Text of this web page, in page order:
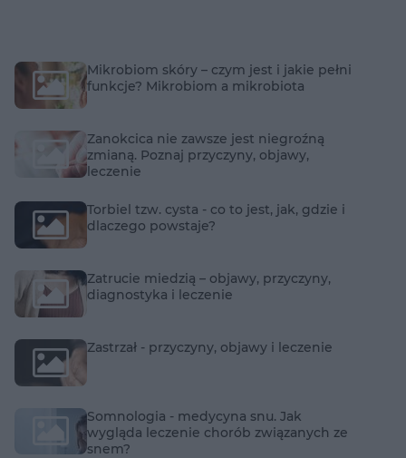
Mikrobiom skóry – czym jest i jakie pełni
funkcje? Mikrobiom a mikrobiota
Zanokcica nie zawsze jest niegroźną
zmianą. Poznaj przyczyny, objawy,
leczenie
Torbiel tzw. cysta - co to jest, jak, gdzie i
dlaczego powstaje?
Zatrucie miedzią – objawy, przyczyny,
diagnostyka i leczenie
Zastrzał - przyczyny, objawy i leczenie
Somnologia - medycyna snu. Jak
wygląda leczenie chorób związanych ze
snem?